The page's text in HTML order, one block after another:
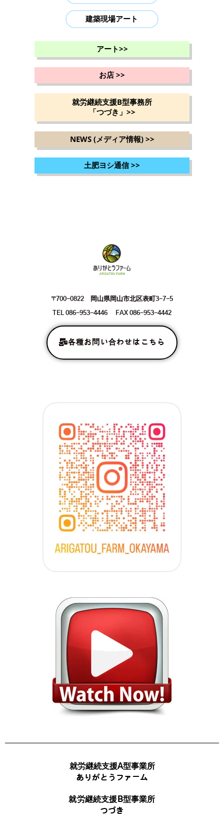
建築現場アート
アート>>
お店>>
就労継続支援B型事務所
「つづき」 >>
NEWS (メディア情報)>>
土肥ヨシ通信>>
〒700-0822 岡山県岡山市北区表町3-7-5
TEL 086-953-4446 FAX 086-953-4442
各種お問い合わせはこちら
就労継続支援A型事業所
ありがとうファーム
就労継続支援B型事業所
つづき